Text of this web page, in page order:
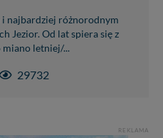
najbardziej różnorodnym
Jezior. Od lat spiera się z
miano letniej/...
29732
REKLAMA